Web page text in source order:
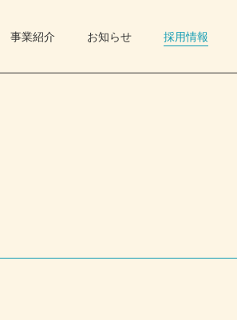
事業紹介 お知らせ 採用情報